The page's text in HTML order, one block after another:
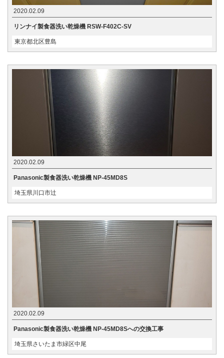
2020.02.09
リンナイ製食器洗い乾燥機 RSW-F402C-SV
東京都北区豊島
2020.02.09
Panasonic製食器洗い乾燥機 NP-45MD8S
埼玉県川口市辻
2020.02.09
Panasonic製食器洗い乾燥機 NP-45MD8Sへの交換工事
埼玉県さいたま市緑区中尾